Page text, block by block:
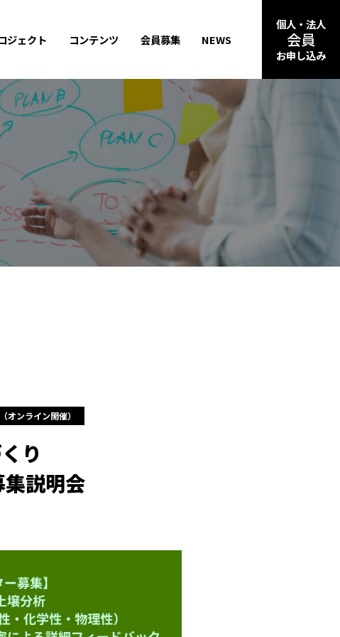
ジェクト コンテンツ 会員募集 NEWS
個人・法人
会員
お申し込み
ンライン開催）
り
説明会